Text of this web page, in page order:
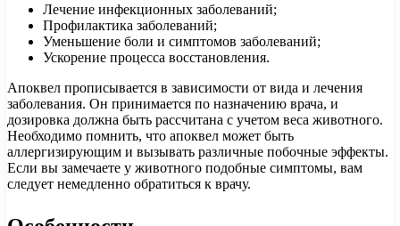
Лечение инфекционных заболеваний;
Профилактика заболеваний;
Уменьшение боли и симптомов заболеваний;
Ускорение процесса восстановления.
Апоквел прописывается в зависимости от вида и лечения
заболевания. Он принимается по назначению врача, и
дозировка должна быть рассчитана с учетом веса животного.
Необходимо помнить, что апоквел может быть
аллергизирующим и вызывать различные побочные эффекты.
Если вы замечаете у животного подобные симптомы, вам
следует немедленно обратиться к врачу.